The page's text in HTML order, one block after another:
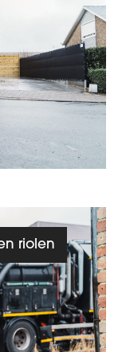
riolen